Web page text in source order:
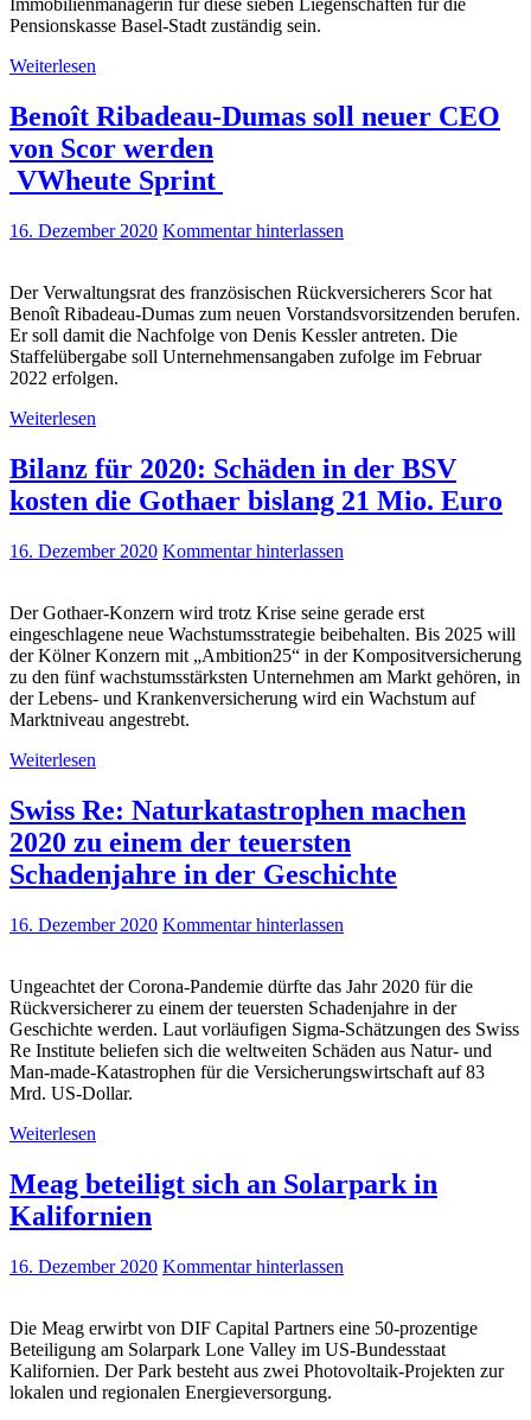
Immobilienmanagerin für diese sieben Liegenschaften für die
Pensionskasse Basel-Stadt zuständig sein.
Weiterlesen
Benoît Ribadeau-Dumas soll neuer CEO
von Scor werden
VWheute Sprint
16. Dezember 2020 Kommentar hinterlassen
Der Verwaltungsrat des französischen Rückversicherers Scor hat
Benoît Ribadeau-Dumas zum neuen Vorstandsvorsitzenden berufen.
Er soll damit die Nachfolge von Denis Kessler antreten. Die
Staffelübergabe soll Unternehmensangaben zufolge im Februar
2022 erfolgen.
Weiterlesen
Bilanz für 2020: Schäden in der BSV
kosten die Gothaer bislang 21 Mio. Euro
16. Dezember 2020 Kommentar hinterlassen
Der Gothaer-Konzern wird trotz Krise seine gerade erst
eingeschlagene neue Wachstumsstrategie beibehalten. Bis 2025 will
der Kölner Konzern mit „Ambition25“ in der Kompositversicherung
zu den fünf wachstumsstärksten Unternehmen am Markt gehören, in
der Lebens- und Krankenversicherung wird ein Wachstum auf
Marktniveau angestrebt.
Weiterlesen
Swiss Re: Naturkatastrophen machen
2020 zu einem der teuersten
Schadenjahre in der Geschichte
16. Dezember 2020 Kommentar hinterlassen
Ungeachtet der Corona-Pandemie dürfte das Jahr 2020 für die
Rückversicherer zu einem der teuersten Schadenjahre in der
Geschichte werden. Laut vorläufigen Sigma-Schätzungen des Swiss
Re Institute beliefen sich die weltweiten Schäden aus Natur- und
Man-made-Katastrophen für die Versicherungswirtschaft auf 83
Mrd. US-Dollar.
Weiterlesen
Meag beteiligt sich an Solarpark in
Kalifornien
16. Dezember 2020 Kommentar hinterlassen
Die Meag erwirbt von DIF Capital Partners eine 50-prozentige
Beteiligung am Solarpark Lone Valley im US-Bundesstaat
Kalifornien. Der Park besteht aus zwei Photovoltaik-Projekten zur
lokalen und regionalen Energieversorgung.